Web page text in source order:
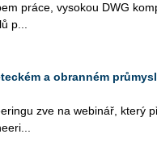
práce, vy­so­kou DWG
p...
a obranném
zve na webi­nář, který